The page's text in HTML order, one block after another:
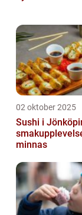
02 oktober 2025
Sushi i
minnas